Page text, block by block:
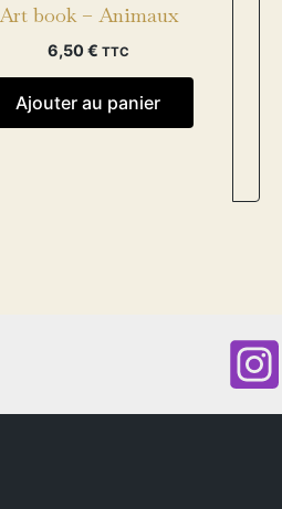
Art book – Animaux
6,50€ TTC
Ajouter au panier